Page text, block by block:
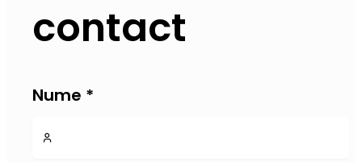
contact
Nume *